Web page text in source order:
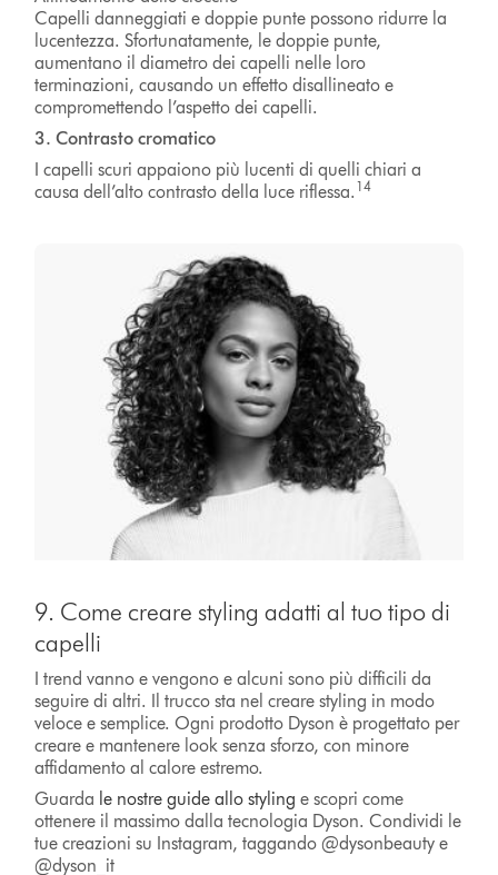
Capelli danneggiati e doppie punte possono ridurre la
lucentezza. Sfortunatamente, le doppie punte,
aumentano il diametro dei capelli nelle loro
terminazioni, causando un effetto disallineato e
compromettendo l’aspetto dei capelli.
3. Contrasto cromatico
I capelli scuri appaiono più lucenti di quelli chiari a
causa dell’alto contrasto della luce riflessa. 14
9. Come creare styling adatti al tuo tipo di
capelli
I trend vanno e vengono e alcuni sono più difficili da
seguire di altri. Il trucco sta nel creare styling in modo
veloce e semplice. Ogni prodotto Dyson è progettato per
creare e mantenere look senza sforzo, con minore
affidamento al calore estremo.
Guarda le nostre guide allo styling e scopri come
ottenere il massimo dalla tecnologia Dyson. Condividi le
tue creazioni su Instagram, taggando @dysonbeauty e
@dyson_it